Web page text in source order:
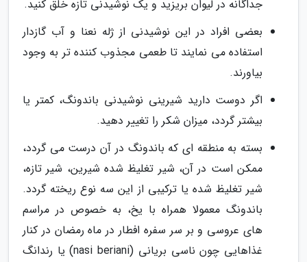
جداگانه در لیوان بریزید و یک نوشیدنی تازه خلق کنید.
بعضی افراد در این نوشیدنی از ژله نعنا و آب گازدار
استفاده می نمایند تا طعمی مجذوب کننده تر به وجود
بیاورند.
اگر دوست دارید شیرینی نوشیدنی باندونگ، کمتر یا
بیشتر گردد، میزان شکر را تغییر دهید.
بسته به منطقه ای که باندونگ در آن درست می گردد،
ممکن است در آن، شیر تغلیظ شده شیرین، شیر تازه،
شیر تغلیظ شده یا ترکیبی از این سه نوع ریخته گردد.
باندونگ معمولا همراه با یخ، به خصوص در مراسم
های عروسی و بر سر سفره افطار در ماه رمضان در کنار
غذاهایی چون ناسی بریانی (nasi beriani) یا رندانگ